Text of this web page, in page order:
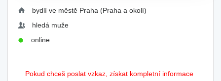
bydlí ve městě Praha (Praha a okolí)
hledá muže
online
Pokud chceš poslat vzkaz, získat kompletní informace